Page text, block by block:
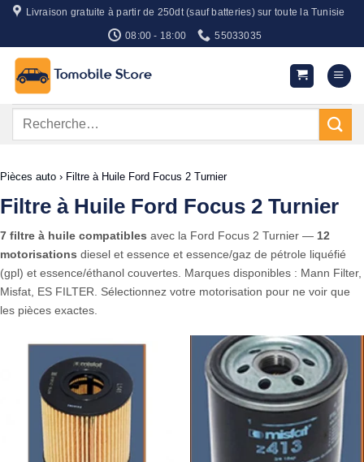
Passer
contenu
Livraison gratuite à partir de 250dt (sauf batteries) sur toute la Tunisie
08:00 - 18:00 55033035
Recherche
Pièces auto › Filtre à Huile Ford Focus 2 Turnier
Filtre à Huile Ford Focus 2 Turnier
7 filtre à huile compatibles avec la Ford Focus 2 Turnier — 12
motorisations diesel et essence et essence/gaz de pétrole liquéfié
(gpl) et essence/éthanol couvertes. Marques disponibles : Mann Filter,
Misfat, ES FILTER. Sélectionnez votre motorisation pour ne voir que
les pièces exactes.